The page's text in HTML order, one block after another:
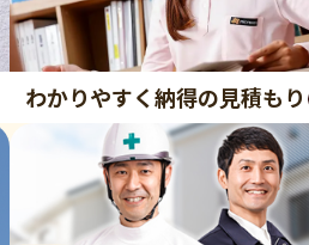
わかりやすく納得の見積もり